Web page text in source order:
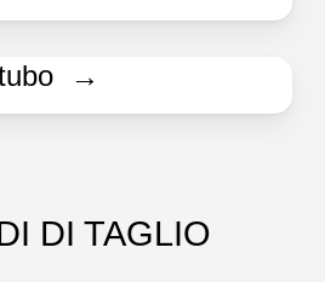
tubo →
DI TAGLIO